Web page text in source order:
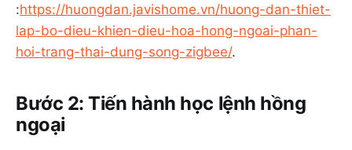
:https://huongdan.javishome.vn/huong-dan-thiet-
lap-bo-dieu-khien-dieu-hoa-hong-ngoai-phan-
hoi-trang-thai-dung-song-zigbee/.
Bước 2: Tiến hành học lệnh hồng
ngoại